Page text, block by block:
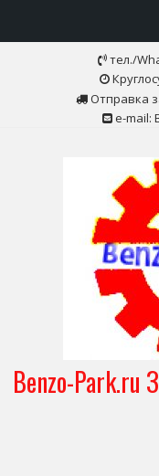
тел./
Отправка
e-mail:
Benzo-Park.ru